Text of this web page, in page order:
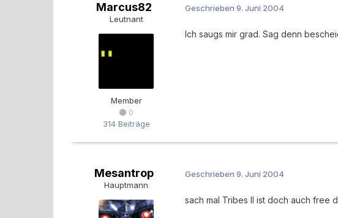
Marcus82
Leutnant
Member
0
314 Beiträge
Geschrieben 9. Juni 2004
Ich saugs mir grad. Sag denn
Mesantrop
Hauptmann
Geschrieben 9. Juni 2004
sach mal Tribes II ist doch auch free